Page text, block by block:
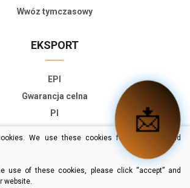
Wwóz tymczasowy
EKSPORT
EPI
Gwarancja celna
PI
We use these cookies for statistical and
use of these cookies, please click “accept” and
website.
📬